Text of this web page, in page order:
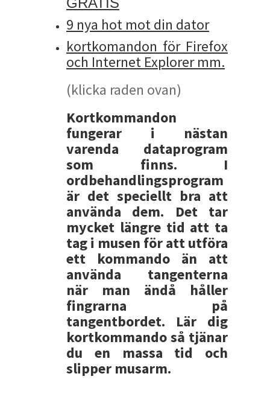
9 nya hot mot din dator
kortkomandon för Firefox
och Internet Explorer mm.
(klicka raden ovan)
Kortkommandon
fungerar i nästan
varenda dataprogram
som finns. I
ordbehandlingsprogram
är det speciellt bra att
använda dem. Det tar
mycket längre tid att ta
tag i musen för att utföra
ett kommando än att
använda tangenterna
när man ändå håller
fingrarna på
tangentbordet. Lär dig
kortkommando så tjänar
du en massa tid och
slipper musarm.